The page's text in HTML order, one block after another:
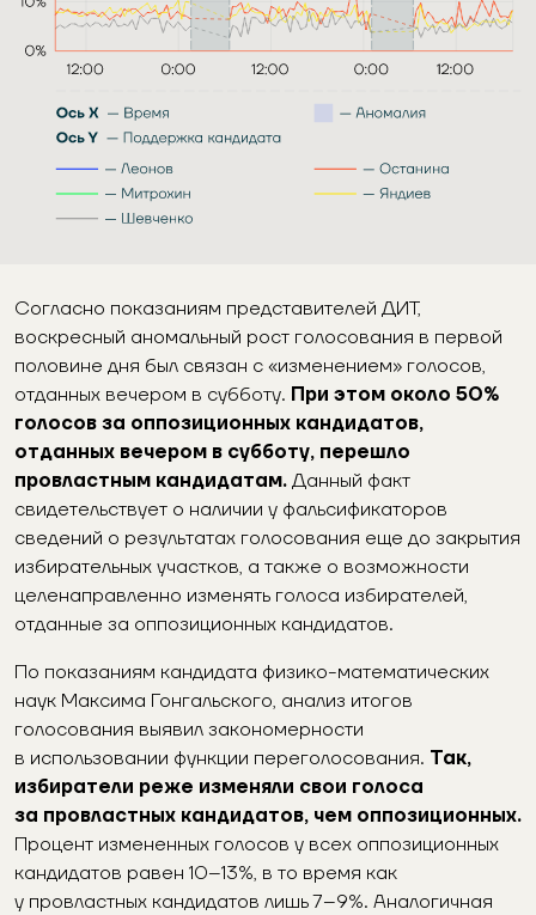
Согласно показаниям представителей ДИТ,
воскресный аномальный рост голосования в первой
половине дня был связан с «изменением» голосов,
отданных вечером в субботу. При этом около 50%
голосов за оппозиционных кандидатов,
отданных вечером в субботу, перешло
провластным кандидатам. Данный факт
свидетельствует о наличии у фальсификаторов
сведений о результатах голосования еще до закрытия
избирательных участков, а также о возможности
целенаправленно изменять голоса избирателей,
отданные за оппозиционных кандидатов.
По показаниям кандидата физико-математических
наук Максима Гонгальского, анализ итогов
голосования выявил закономерности
в использовании функции переголосования. Так,
избиратели реже изменяли свои голоса
за провластных кандидатов, чем оппозиционных.
Процент измененных голосов у всех оппозиционных
кандидатов равен 10–13%, в то время как
у провластных кандидатов лишь 7–9%. Аналогичная